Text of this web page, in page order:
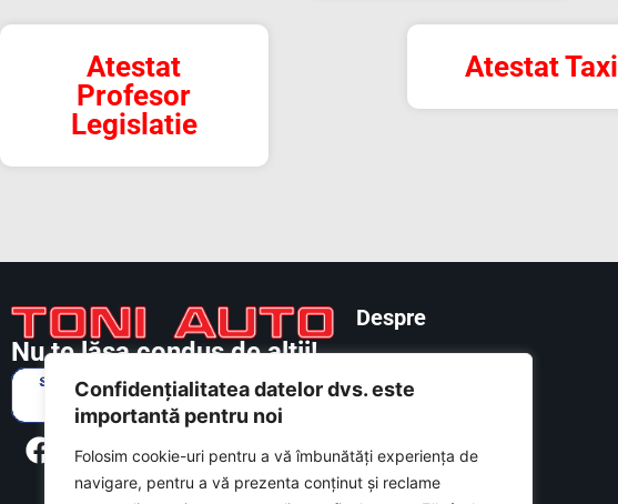
Confidențialitatea datelor dvs. este
importantă pentru noi
Folosim cookie-uri pentru a vă îmbunătăți experiența de
navigare, pentru a vă prezenta conținut și reclame
Atestat
Profesor
Legislatie
Atestat Taxi
Nu te lăsa condus de alții!
Despre
Categorii
Chestionare
Atestate
Tarife